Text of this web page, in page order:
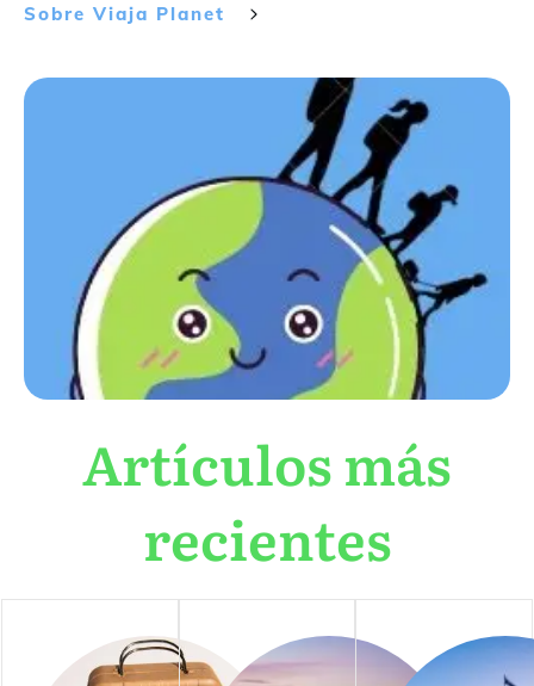
Sobre Viaja Planet
Artículos más
recientes